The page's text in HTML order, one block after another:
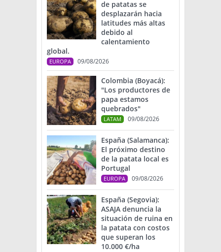
de patatas se
desplazarán hacia
latitudes más altas
debido al
calentamiento
global.
EUROPA 09/08/2026
Colombia (Boyacá):
"Los productores de
papa estamos
quebrados"
LATAM 09/08/2026
España (Salamanca):
El próximo destino
de la patata local es
Portugal
EUROPA 09/08/2026
España (Segovia):
ASAJA denuncia la
situación de ruina en
la patata con costos
que superan los
10.000 €/ha